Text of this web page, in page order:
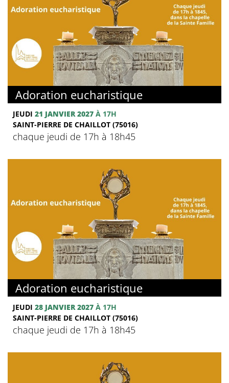
Adoration eucharistique
JEUDI 21 JANVIER 2027 À 17H
SAINT-PIERRE DE CHAILLOT (75016)
chaque jeudi de 17h à 18h45
Adoration eucharistique
JEUDI 28 JANVIER 2027 À 17H
SAINT-PIERRE DE CHAILLOT (75016)
chaque jeudi de 17h à 18h45